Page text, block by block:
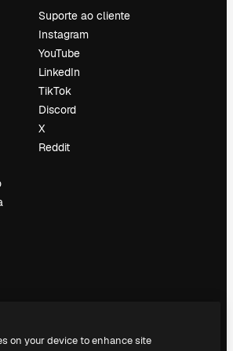
Suporte ao cliente
Instagram
YouTube
LinkedIn
TikTok
Discord
X
Reddit
on your device to enhance site